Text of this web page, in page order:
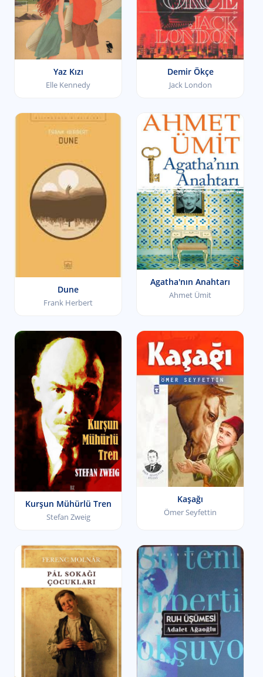
Yaz Kızı
Elle Kennedy
Demir Ökçe
Jack London
Dune
Frank Herbert
Agatha'nın Anahtarı
Ahmet Ümit
Kurşun Mühürlü Tren
Stefan Zweig
Kaşağı
Ömer Seyfettin